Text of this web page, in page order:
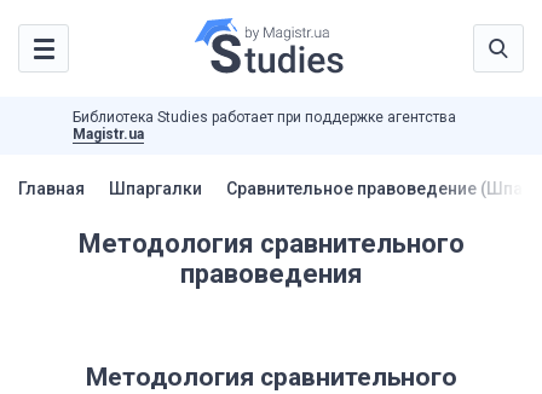
Библиотека Studies работает при поддержке агентства
Magistr.ua
Главная Шпаргалки Сравнительное правоведение
Методология сравнительного
правоведения
Методология сравнительного